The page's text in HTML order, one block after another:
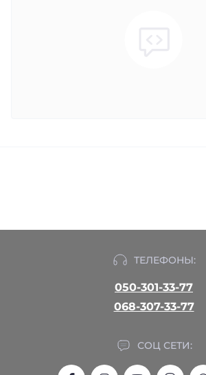
ТЕЛЕФОНЫ:
050-301-33-77
068-307-33-77
СОЦ СЕТИ: